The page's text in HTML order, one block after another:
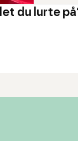
du lurte